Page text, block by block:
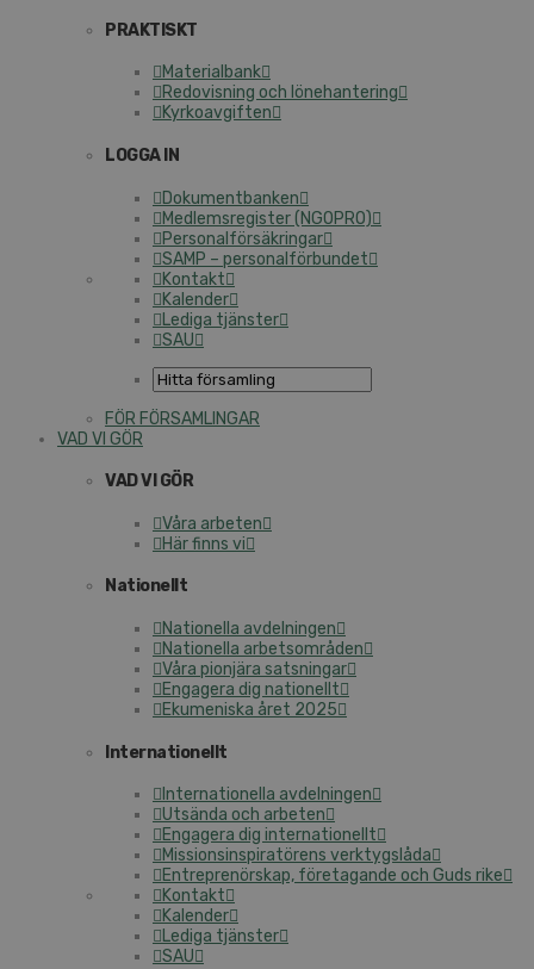
PRAKTISKT
Materialbank
Redovisning och lönehantering
Kyrkoavgiften
LOGGA IN
Dokumentbanken
Medlemsregister (NGOPRO)
Personalförsäkringar
SAMP – personalförbundet
Kontakt
Kalender
Lediga tjänster
SAU
FÖR FÖRSAMLINGAR
VAD VI GÖR
VAD VI GÖR
Våra arbeten
Här finns vi
Nationellt
Nationella avdelningen
Nationella arbetsområden
Våra pionjära satsningar
Engagera dig nationellt
Ekumeniska året 2025
Internationellt
Internationella avdelningen
Utsända och arbeten
Engagera dig internationellt
Missionsinspiratörens verktygslåda
Entreprenörskap, företagande och Guds rike
Kontakt
Kalender
Lediga tjänster
SAU